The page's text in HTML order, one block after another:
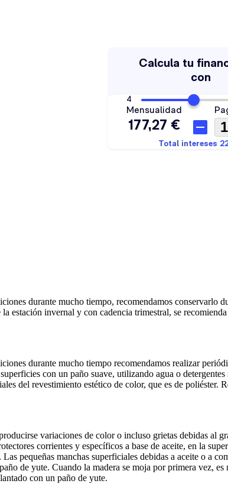
durante mucho tiempo, recomendamos
estación invernal y con cadencia trimestral, se
durante mucho tiempo recomendamos realizar
con un paño suave, utilizando agua o
del revestimiento estético de color, que es de
variaciones de color o incluso grietas debidas al
corrientes y específicos a base de aceite, en la
pequeñas manchas superficiales debidas a aceite o a
de yute. Cuando la madera se moja por primera vez,
con un paño de yute.